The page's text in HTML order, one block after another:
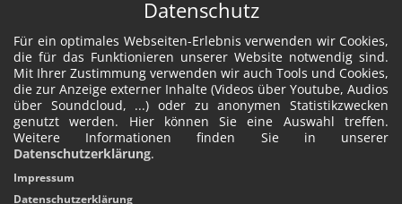
Datenschutz
Für ein optimales Webseiten-Erlebnis verwenden wir Cookies,
die für das Funktionieren unserer Website notwendig sind.
Mit Ihrer Zustimmung verwenden wir auch Tools und Cookies,
die zur Anzeige externer Inhalte (Videos über Youtube, Audios
über Soundcloud, ...) oder zu anonymen Statistikzwecken
genutzt werden. Hier können Sie eine Auswahl treffen.
Weitere Informationen finden Sie in unserer
Datenschutzerklärung.
Impressum
Datenschutzerklärung